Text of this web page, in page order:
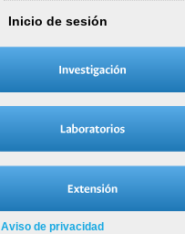
Inicio de sesión
Aviso de privacidad